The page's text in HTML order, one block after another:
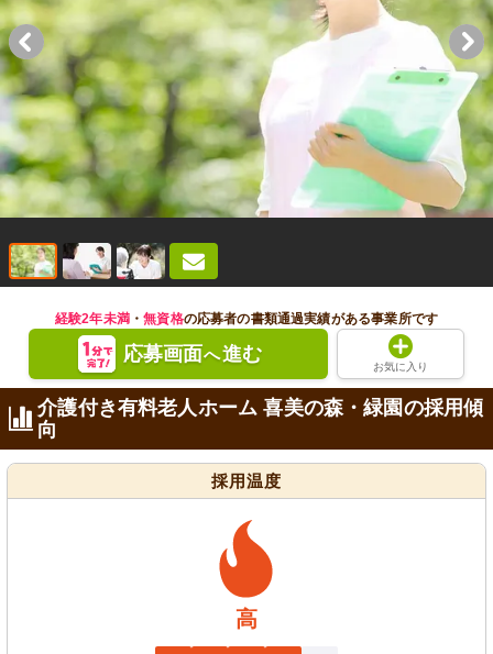
経験2年未満・無資格の応募者の書類通過実績がある事業所です
応募画面へ進む
お気に入り
介護付き有料老人ホーム 喜美の森・緑園の採用傾
向
採用温度
高